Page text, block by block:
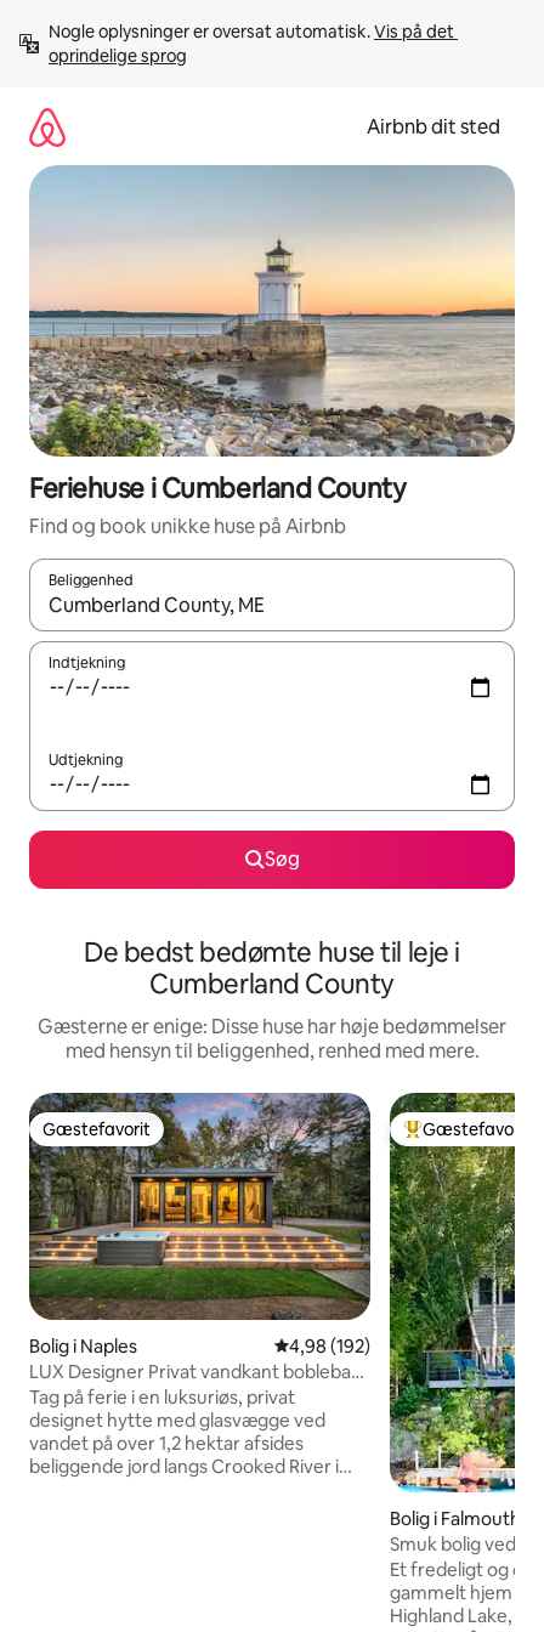
videre
Nogle oplysninger er oversat automatisk. Vis på det
oprindelige sprog
Airbnb dit sted
Feriehuse i Cumberland County
Find og book unikke huse på Airbnb
Beliggenhed
Når resultaterne er tilgængelige, skal du navigere med
Indtjekning
Udtjekning
Søg
De bedst bedømte huse til leje i
Cumberland County
Gæsterne er enige: Disse huse har høje bedømmelser
med hensyn til beliggenhed, renhed med mere.
Gæstefavorit
Gæstefavorit
Bolig i Naples 4,98 ud af 5 i gennemsnitlig
4,98 (192)
LUX Designer Privat vandkant boblebad
- Afsondret
Tag på ferie i en luksuriøs, privat
designet hytte med glasvægge ved
vandet på over 1,2 hektar afsides
beliggende jord langs Crooked River i
Bedste
Gæstefavorit
Bolig i Falmouth
Smuk bolig ved
Maine
Et fredeligt og
gammelt hjem
Highland Lake,